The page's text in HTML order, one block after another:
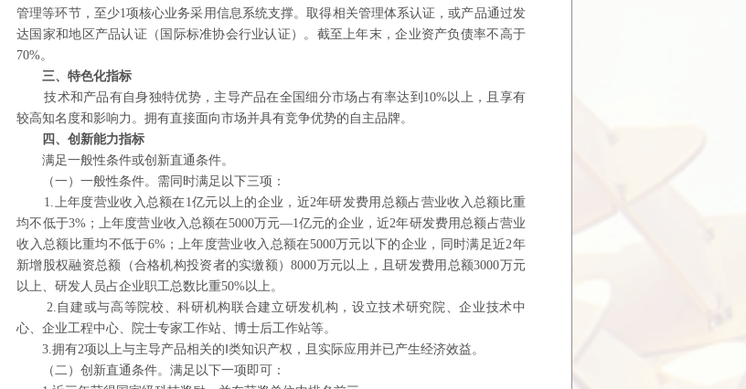
管理等环节，至少1项核心业务采用信息系统支撑。取得相关管理体系认证，或产品通过发
达国家和地区产品认证（国际标准协会行业认证）。截至上年末，企业资产负债率不高于
70%。
三、特色化指标
技术和产品有自身独特优势，主导产品在全国细分市场占有率达到10%以上，且享有
较高知名度和影响力。拥有直接面向市场并具有竞争优势的自主品牌。
四、创新能力指标
满足一般性条件或创新直通条件。
（一）一般性条件。需同时满足以下三项：
1.上年度营业收入总额在1亿元以上的企业，近2年研发费用总额占营业收入总额比重
均不低于3%；上年度营业收入总额在5000万元—1亿元的企业，近2年研发费用总额占营业
收入总额比重均不低于6%；上年度营业收入总额在5000万元以下的企业，同时满足近2年
新增股权融资总额（合格机构投资者的实缴额）8000万元以上，且研发费用总额3000万元
以上、研发人员占企业职工总数比重50%以上。
2.自建或与高等院校、科研机构联合建立研发机构，设立技术研究院、企业技术中
心、企业工程中心、院士专家工作站、博士后工作站等。
3.拥有2项以上与主导产品相关的Ⅰ类知识产权，且实际应用并已产生经济效益。
（二）创新直通条件。满足以下一项即可：